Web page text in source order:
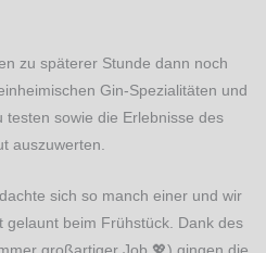
zu späterer Stunde dann noch
Gin-Spezialitäten und
testen sowie die Erlebnisse des
auszuwerten.
sich so manch einer und wir
gelaunt beim Frühstück. Dank des